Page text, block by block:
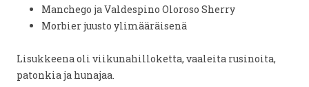
Manchego ja Valdespino Oloroso Sherry
Morbier juusto ylimääräisenä
Lisukkeena oli viikunahilloketta, vaaleita rusinoita,
patonkia ja hunajaa.